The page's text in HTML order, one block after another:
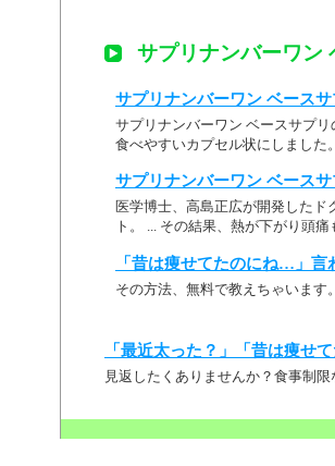
サプリナンバーワン
サプリナンバーワン ベース
サプリナンバーワン ベースサプ
食べやすいカプセル状にしました。
サプリナンバーワン ベース
医学博士、高島正広が開発した
ト。 ... その結果、熱が下がり頭
「昔は痩せてたのにね…」言
その方法、無料で教えちゃいます。
「最近太った？」「昔は痩せ
見返したくありませんか？食事制